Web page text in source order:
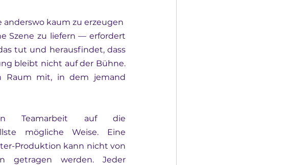
anderswo kaum zu erzeugen
Szene zu liefern — erfordert
tut und herausfindet, dass
bleibt nicht auf der Bühne.
Raum mit, in dem jemand
Teamarbeit auf die
mögliche Weise. Eine
Produktion kann nicht von
getragen werden. Jeder